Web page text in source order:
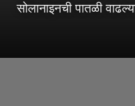
सोलानाइनची पातळी